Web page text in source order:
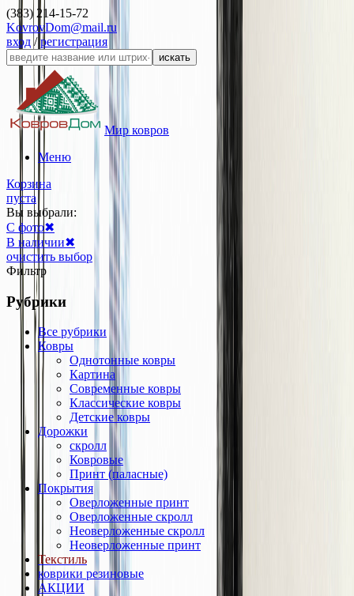
(383) 214-15-72
KovrovDom@mail.ru
вход /регистрация
искать
Мир ковров
Меню
Корзина
пуста
Вы выбрали:
С фото✖
В наличии✖
очистить выбор
Фильтр
Рубрики
Все рубрики
Ковры
Однотонные ковры
Картина
Современные ковры
Классические ковры
Детские ковры
Дорожки
скролл
Ковровые
Принт (паласные)
Покрытия
Оверложенные принт
Оверложенные скролл
Неоверложенные скролл
Неоверложенные принт
Текстиль
коврики резиновые
АКЦИИ